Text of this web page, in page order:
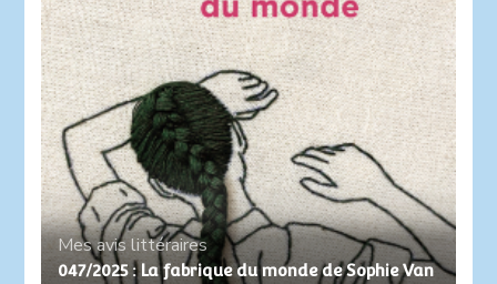
Mes avis littéraires
047/2025 : La fabrique du monde de Sophie Van